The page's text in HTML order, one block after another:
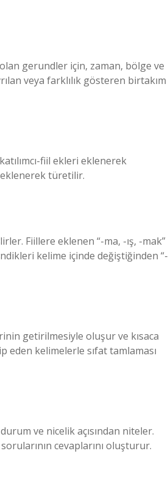
gerundler için, zaman, bölge ve
veya farklılık gösteren birtakım
fiil ekleri eklenerek
türetilir.
Fiillere eklenen “-ma, -ış, -mak”
kelime içinde değiştiğinden “-
getirilmesiyle oluşur ve kısaca
eden kelimelerle sıfat tamlaması
ve nicelik açısından niteler.
cevaplarını oluşturur.